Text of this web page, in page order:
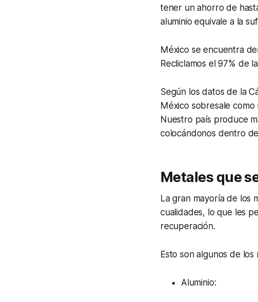
tener un ahorro de
aluminio equivale a la
México se encuentra
Recliclamos el 97% de
Según los datos de la
México sobresale
Nuestro país produce
colocándonos dentro
Metales que
La gran mayoría de los
cualidades, lo que les
recuperación.
Esto son algunos de
Aluminio: